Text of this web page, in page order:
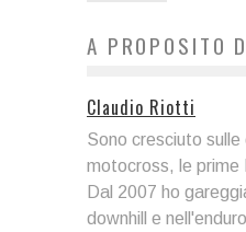
A PROPOSITO
Claudio Riotti
Sono cresciuto
motocross, le prime
Dal 2007 ho
downhill e